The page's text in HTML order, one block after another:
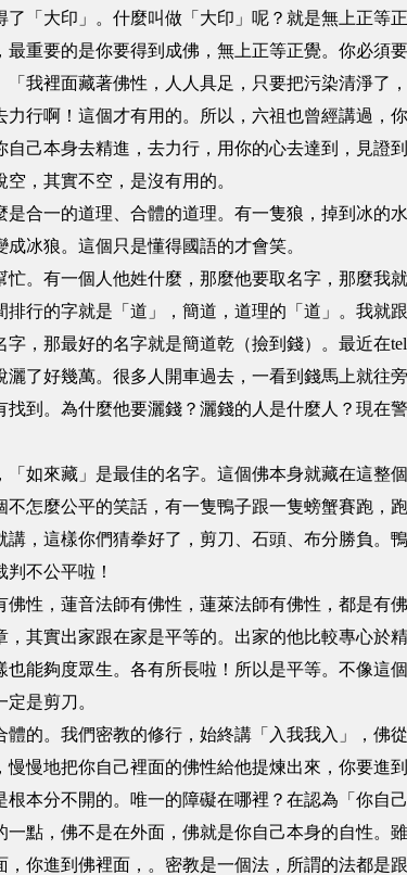
了「大印」。什麼叫做「大印」呢？就是無上正等
重要的是你要得到成佛，無上正等正覺。你必須
我裡面藏著佛性，人人具足，只要把污染清淨了
行啊！這個才有用的。所以，六祖也曾經講過，
己本身去精進，去力行，用你的心去達到，見證
，其實不空，是沒有用的。
合一的道理、合體的道理。有一隻狼，掉到冰的
冰狼。這個只是懂得國語的才會笑。
。有一個人他姓什麼，那麼他要取名字，那麼我
行的字就是「道」，簡道，道理的「道」。我就
，那最好的名字就是簡道乾（撿到錢）。最近在
了好幾萬。很多人開車過去，一看到錢馬上就往
到。為什麼他要灑錢？灑錢的人是什麼人？現在
如來藏」是最佳的名字。這個佛本身就藏在這整
怎麼公平的笑話，有一隻鴨子跟一隻螃蟹賽跑，
，這樣你們猜拳好了，剪刀、石頭、布分勝負。
不公平啦！
性，蓮音法師有佛性，蓮萊法師有佛性，都是有
其實出家跟在家是平等的。出家的他比較專心於
能夠度眾生。各有所長啦！所以是平等。不像這
是剪刀。
體的。我們密教的修行，始終講「入我我入」，佛
慢地把你自己裡面的佛性給他提煉出來，你要進
本分不開的。唯一的障礙在哪裡？在認為「你自
點，佛不是在外面，佛就是你自己本身的自性。
你進到佛裡面，。密教是一個法，所謂的法都是